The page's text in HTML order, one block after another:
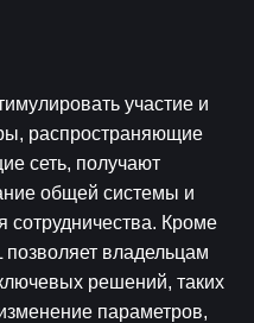
участие и
распространяющие
сеть, получают
общей системы и
сотрудничества. Кроме
владельцам
решений, таких
параметров,